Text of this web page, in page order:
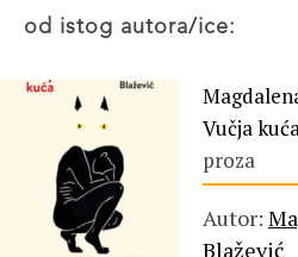
od istog autora/ice:
Vučja
proza
Autor:
Blažević